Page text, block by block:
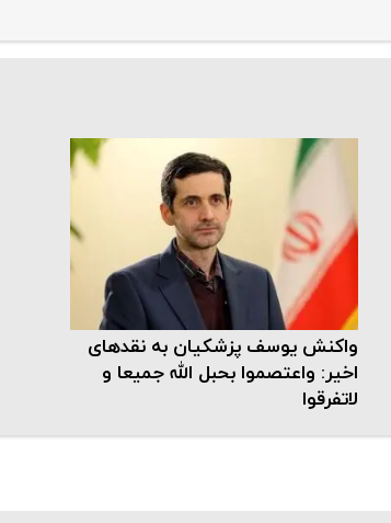
واکنش یوسف پزشکیان به نقدهای
اخیر: واعتصموا بحبل الله جمیعا و
لاتفرقوا